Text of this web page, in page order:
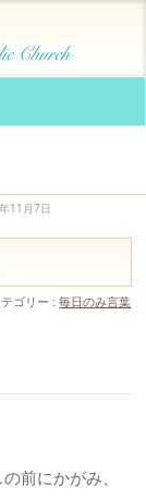
11月7日
テゴリー :毎日のみ言葉
前にかがみ、